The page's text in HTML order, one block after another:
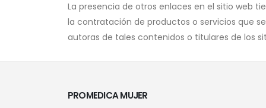
La presencia de otros enlaces en el sitio web
la contratación de productos o servicios que
autoras de tales contenidos o titulares de los
PROMEDICA MUJER